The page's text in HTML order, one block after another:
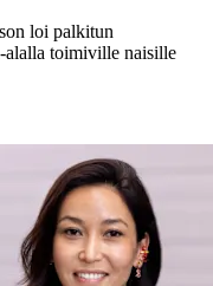
loi palkitun
alalla toimiville naisille